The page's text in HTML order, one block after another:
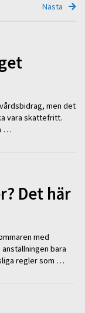
Nästa
men det
vara skattefritt.
…
Det här
med
bara
regler som …